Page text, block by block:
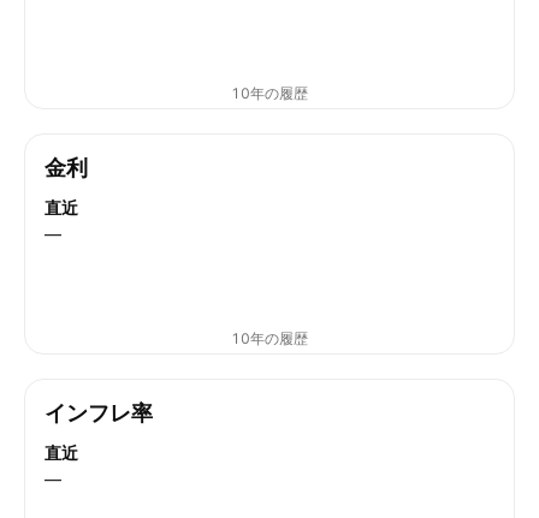
10年の履歴
金利
直近
—
10年の履歴
インフレ率
直近
—